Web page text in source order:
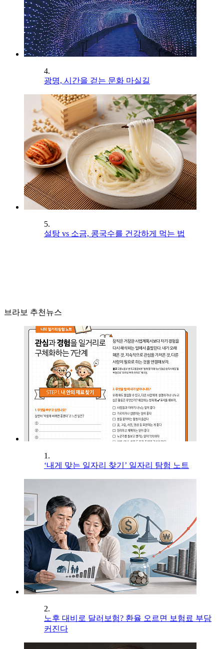
4.
광명, 시간을 걷는 문화 마실길
5.
설탕 vs 소금, 콩국수를 건강하게 먹는 법
브라보 추천뉴스
1.
‘내게 맞는 일자리 찾기’ 일자리 탐험 노트
2.
노후 대비로 달러보험? 환율 오르면 보험료 부담
커진다